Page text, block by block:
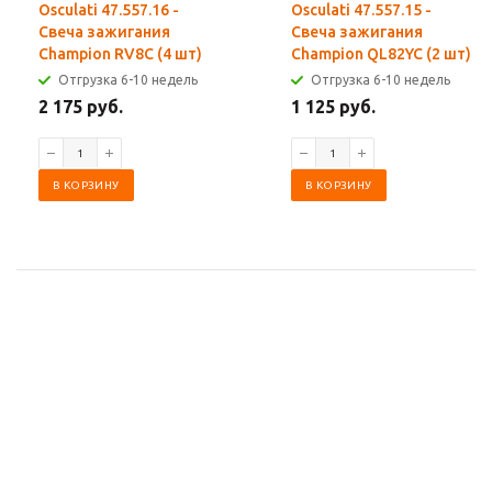
Osculati 47.557.16 -
Свеча зажигания
Champion RV8C (4 шт)
Отгрузка 6-10 недель
2 175 руб.
В КОРЗИНУ
Osculati 47.557.15 -
Свеча зажигания
Champion QL82YC (2 шт)
Отгрузка 6-10 недель
1 125 руб.
В КОРЗИНУ